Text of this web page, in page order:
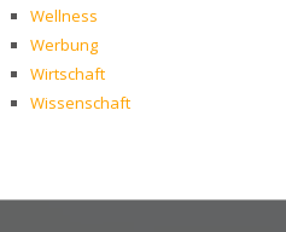
Wellness
Werbung
Wirtschaft
Wissenschaft